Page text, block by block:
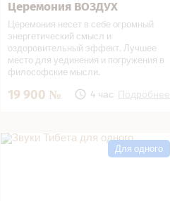
Церемония ВОЗДУХ
Церемония несет в себе огромный
энергетический смысл и
оздоровительный эффект. Лучшее
место для уединения и погружения в
философские мысли.
19 900 4 часа Подробнее
Записаться В подарок!
Звуки Тибета для одного в СПА
салоне
Для одного